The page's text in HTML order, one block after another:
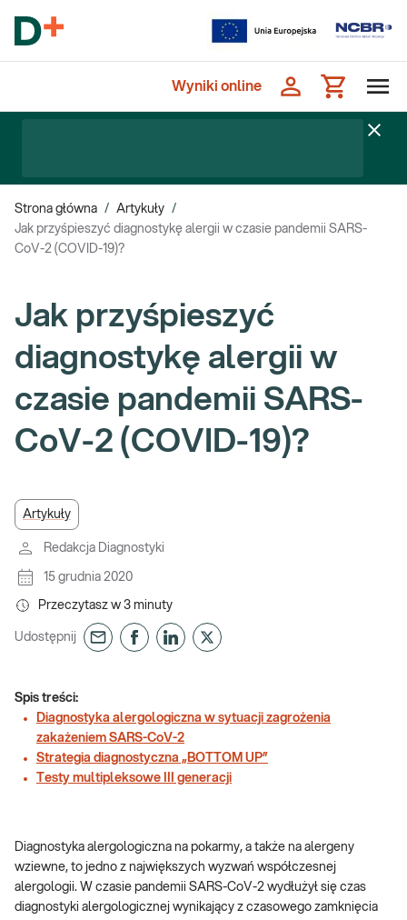
Wyniki online
Strona główna / Artykuły /
Jak przyśpieszyć diagnostykę alergii w czasie pandemii SARS-
CoV-2 (COVID-19)?
Jak przyśpieszyć
diagnostykę alergii w
czasie pandemii SARS-
CoV-2 (COVID-19)?
Artykuły
Redakcja Diagnostyki
15 grudnia 2020
Przeczytasz w 3 minuty
Udostępnij
Spis treści:
Diagnostyka alergologiczna w sytuacji zagrożenia
zakażeniem SARS-CoV-2
Strategia diagnostyczna „BOTTOM UP”
Testy multipleksowe III generacji
Diagnostyka alergologiczna na pokarmy, a także na alergeny
wziewne, to jedno z największych wyzwań współczesnej
alergologii. W czasie pandemii SARS-CoV-2 wydłużył się czas
diagnostyki alergologicznej wynikający z czasowego zamknięcia